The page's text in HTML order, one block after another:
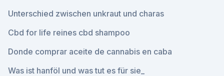
Unterschied zwischen unkraut und charas
Cbd for life reines cbd shampoo
Donde comprar aceite de cannabis en caba
Was ist hanföl und was tut es für sie_